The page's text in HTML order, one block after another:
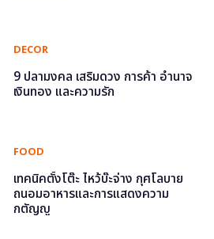
DECOR
9 ปลามงคล เสริมดวง การค้า อำนาจ
เงินทอง และความรัก
FOOD
เทคนิคตั้งโต๊ะ ไหว้บ๊ะจ่าง กุศโลบาย
ถนอมอาหารและการแสดงความ
กตัญญู